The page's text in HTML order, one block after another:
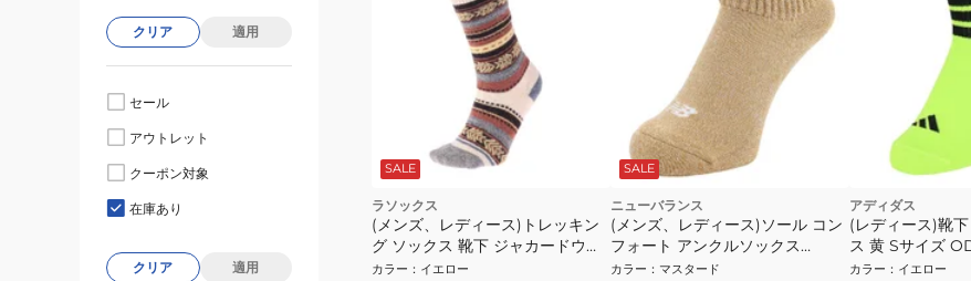
SALE
ラソックス
(メンズ、レディース)トレッキン
グ ソックス 靴下 ジャカードウー
ル・クルー CA132CR04-226
カラー ： イエロー
SALE
ニューバランス
(メンズ、レディース)ソール コン
フォート アンクルソックス
LAS45749GIN マスタード
カラー ： マスタード
アディダス
(レディース)靴
ス 黄 Sサイズ
ソックス スポー
カラー ： イエロー
クリア 適用
セール
アウトレット
クーポン対象
在庫あり
クリア 適用